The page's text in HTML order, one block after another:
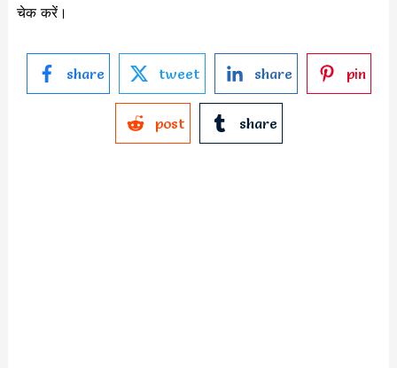
चेक करें।
share tweet share pin
post share